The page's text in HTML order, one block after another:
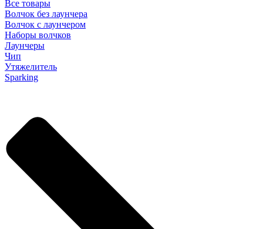
Все товары
Волчок без лаунчера
Волчок с лаунчером
Наборы волчков
Лаунчеры
Чип
Утяжелитель
Sparking